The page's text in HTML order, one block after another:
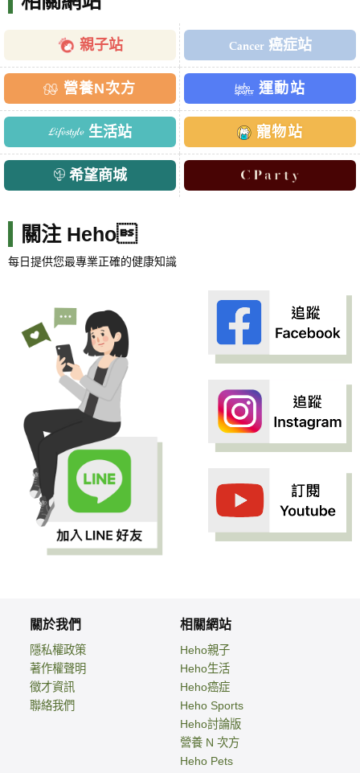
親子站 癌症站
營養N次方 運動站
生活站 寵物站
希望商城
關注 Heho
每日提供您最專業正確的健康知識
關於我們
隱私權政策
著作權聲明
徵才資訊
聯絡我們
相關網站
Heho親子
Heho生活
Heho癌症
Heho Sports
Heho討論版
營養 N 次方
Heho Pets